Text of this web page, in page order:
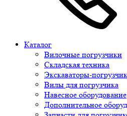
Каталог
Вилочные погрузчики
Складская техника
Экскаваторы-
Вилы для погрузчика
Навесное оборудование
Дополнительное